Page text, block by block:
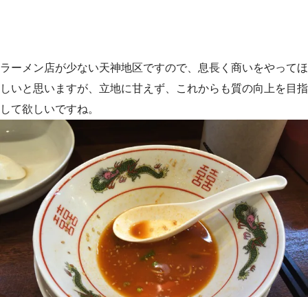
ラーメン店が少ない天神地区ですので、息長く商いをやってほ
しいと思いますが、立地に甘えず、これからも質の向上を目指
して欲しいですね。